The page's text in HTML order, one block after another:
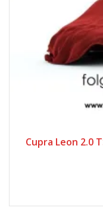
Cupra Leon 2.0